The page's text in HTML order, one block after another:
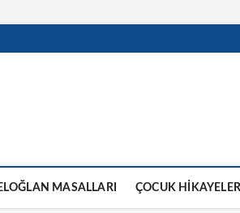
MASALLARI ÇOCUK HIKAYELERI